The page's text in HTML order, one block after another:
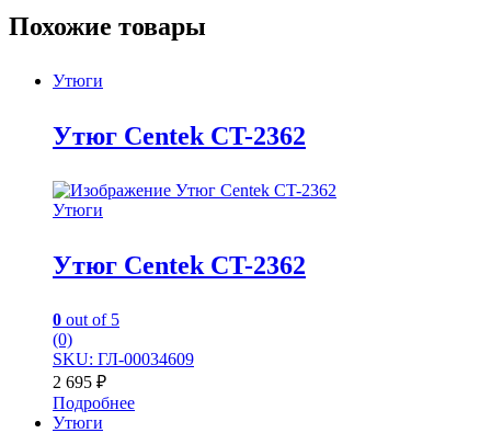
Похожие товары
Утюги
Утюг Centek CT-2362
Утюги
Утюг Centek CT-2362
0 out of 5
(0)
SKU: ГЛ-00034609
2 695 ₽
Подробнее
Утюги